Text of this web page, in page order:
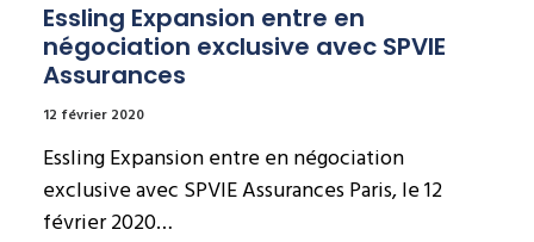
Essling Expansion entre en
négociation exclusive avec SPVIE
Assurances
12 février 2020
Essling Expansion entre en négociation
exclusive avec SPVIE Assurances Paris, le 12
février 2020…